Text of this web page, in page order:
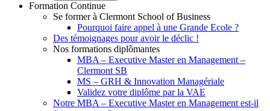
Formation Continue
Se former à Clermont School of Business
Pourquoi faire appel à une Grande Ecole ?
Des témoignages pour avoir le déclic !
Nos formations diplômantes
MBA – Executive Master en Management –
Clermont SB
MS – GRH & Innovation Managériale
Validez votre diplôme par la VAE
Notre MBA – Executive Master en Management est-il